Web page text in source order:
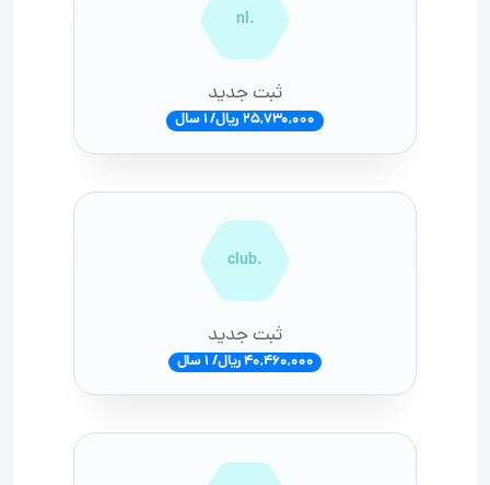
.nl
ثبت جدید
25,730,000 ریال/ 1 سال
.club
ثبت جدید
40,460,000 ریال/ 1 سال